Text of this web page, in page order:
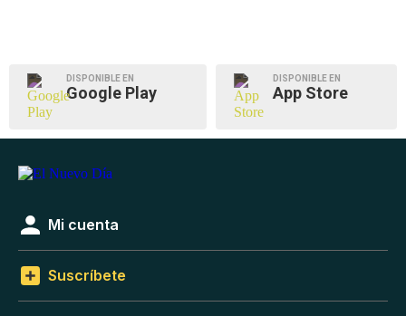
DISPONIBLE EN
Google Play
DISPONIBLE EN
App Store
Mi cuenta
Suscríbete